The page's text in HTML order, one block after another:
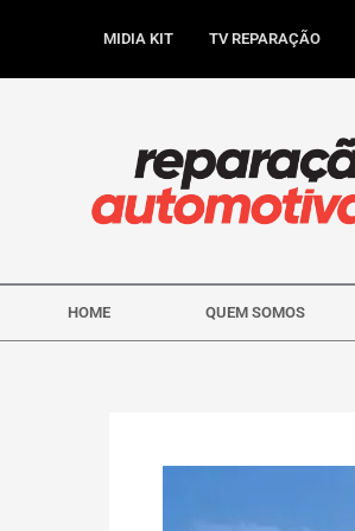
MIDIA KIT TV REPARAÇÃO
HOME QUEM SOMOS